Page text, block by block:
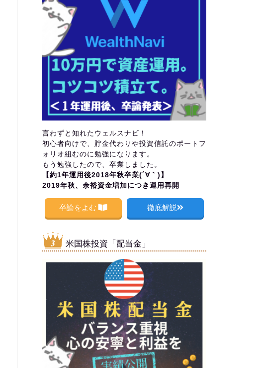
言わずと知れたウェルスナビ！
初心者向けで、貯金代わりや投資信託のポートフ
ォリオ組むのに勉強になります。
もう勉強したので、卒業しました。
【約1年運用後2018年秋卒業(´∀｀)】
2019年秋、余裕資金増加につき運用再開
卒論をよむ 徹底解説
米国株投資「配当金」